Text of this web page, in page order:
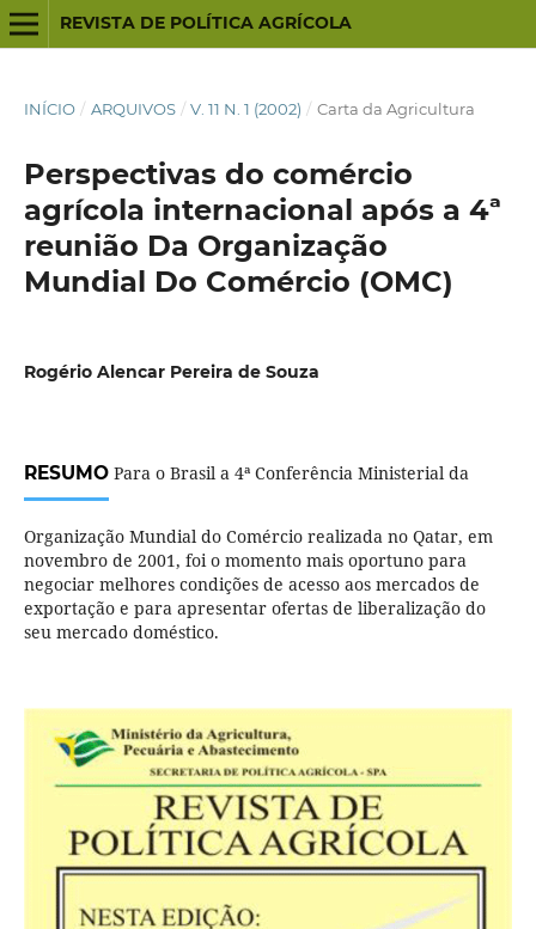
REVISTA DE POLÍTICA AGRÍCOLA
INÍCIO / ARQUIVOS / V. 11 N. 1 (2002) / Carta da Agricultura
Perspectivas do comércio
agrícola internacional após a 4ª
reunião Da Organização
Mundial Do Comércio (OMC)
Rogério Alencar Pereira de Souza
RESUMOPara o Brasil a 4ª Conferência Ministerial da
Organização Mundial do Comércio realizada no Qatar, em
novembro de 2001, foi o momento mais oportuno para
negociar melhores condições de acesso aos mercados de
exportação e para apresentar ofertas de liberalização do
seu mercado doméstico.